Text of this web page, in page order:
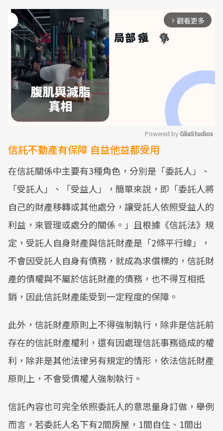
arrow_forward_ios 觀看更多
Powered by GliaStudios
信託不動產有保障 自益他益都受用
在信託關係中主要有3種角色，分別是「委託人」、
「受託人」、「受益人」，簡單來說，即「委託人將
自己的財產移轉或其他處分，讓受託人依照受益人的
利益，來管理或處分的關係。」且根據《信託法》規
定，受託人自身財產與信託財產是「2條平行線」，
不會因受託人自身有債務，就成為求償標的，信託財
產的債權與不屬於信託財產的債務，也不得互相抵
銷，因此信託財產能受到一定程度的保障。
此外，信託財產原則上不得強制執行，除非是信託前
存在的信託財產權利，還有因處理信託事務造成的權
利，除非是其他法律另有規定的情形，依法信託財產
原則上，不會受債權人強制執行。
信託內容也可完全依照委託人的意思量身訂做，舉例
而言，若委託人名下有2間房屋，1間自住、1間出